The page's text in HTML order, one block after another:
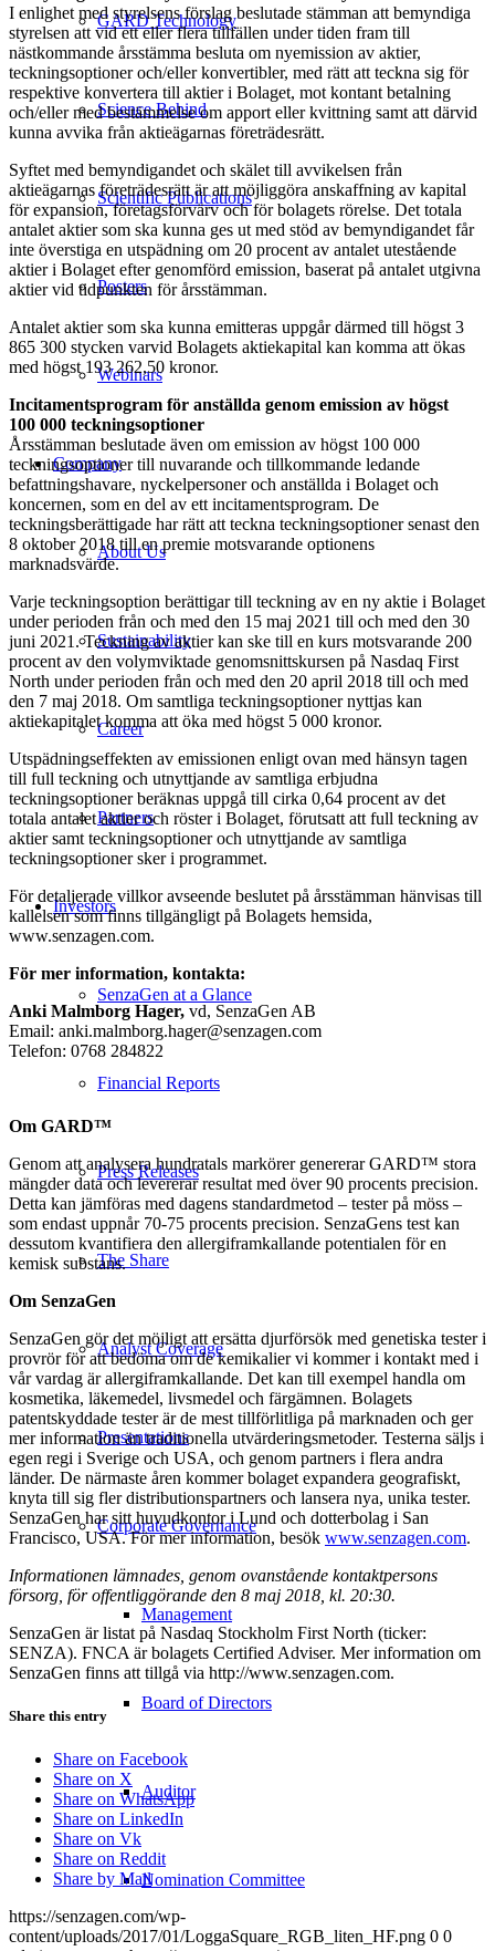
GARD Technology
Science Behind
Scientific Publications
Posters
Webinars
Company
About Us
Sustainability
Career
Partners
Investors
SenzaGen at a Glance
Financial Reports
Press Releases
The Share
Analyst Coverage
Presentations
Corporate Governance
Management
Board of Directors
Auditor
Nomination Committee
I enlighet med styrelsens förslag beslutade stämman att bemyndiga
styrelsen att vid ett eller flera tillfällen under tiden fram till
nästkommande årsstämma besluta om nyemission av aktier,
teckningsoptioner och/eller konvertibler, med rätt att teckna sig för
respektive konvertera till aktier i Bolaget, mot kontant betalning
och/eller med bestämmelse om apport eller kvittning samt att därvid
kunna avvika från aktieägarnas företrädesrätt.
Syftet med bemyndigandet och skälet till avvikelsen från
aktieägarnas företrädesrätt är att möjliggöra anskaffning av kapital
för expansion, företagsförvärv och för bolagets rörelse. Det totala
antalet aktier som ska kunna ges ut med stöd av bemyndigandet får
inte överstiga en utspädning om 20 procent av antalet utestående
aktier i Bolaget efter genomförd emission, baserat på antalet utgivna
aktier vid tidpunkten för årsstämman.
Antalet aktier som ska kunna emitteras uppgår därmed till högst 3
865 300 stycken varvid Bolagets aktiekapital kan komma att ökas
med högst 193 262,50 kronor.
Incitamentsprogram för anställda genom emission av högst
100 000 teckningsoptioner
Årsstämman beslutade även om emission av högst 100 000
teckningsoptioner till nuvarande och tillkommande ledande
befattningshavare, nyckelpersoner och anställda i Bolaget och
koncernen, som en del av ett incitamentsprogram. De
teckningsberättigade har rätt att teckna teckningsoptioner senast den
8 oktober 2018 till en premie motsvarande optionens
marknadsvärde.
Varje teckningsoption berättigar till teckning av en ny aktie i Bolaget
under perioden från och med den 15 maj 2021 till och med den 30
juni 2021. Teckning av aktier kan ske till en kurs motsvarande 200
procent av den volymviktade genomsnittskursen på Nasdaq First
North under perioden från och med den 20 april 2018 till och med
den 7 maj 2018. Om samtliga teckningsoptioner nyttjas kan
aktiekapitalet komma att öka med högst 5 000 kronor.
Utspädningseffekten av emissionen enligt ovan med hänsyn tagen
till full teckning och utnyttjande av samtliga erbjudna
teckningsoptioner beräknas uppgå till cirka 0,64 procent av det
totala antalet aktier och röster i Bolaget, förutsatt att full teckning av
aktier samt teckningsoptioner och utnyttjande av samtliga
teckningsoptioner sker i programmet.
För detaljerade villkor avseende beslutet på årsstämman hänvisas till
kallelsen som finns tillgängligt på Bolagets hemsida,
www.senzagen.com.
För mer information, kontakta:
Anki Malmborg Hager, vd, SenzaGen AB
Email: anki.malmborg.hager@senzagen.com
Telefon: 0768 284822
Om GARD™
Genom att analysera hundratals markörer genererar GARD™ stora
mängder data och levererar resultat med över 90 procents precision.
Detta kan jämföras med dagens standardmetod – tester på möss –
som endast uppnår 70-75 procents precision. SenzaGens test kan
dessutom kvantifiera den allergiframkallande potentialen för en
kemisk substans.
Om SenzaGen
SenzaGen gör det möjligt att ersätta djurförsök med genetiska tester i
provrör för att bedöma om de kemikalier vi kommer i kontakt med i
vår vardag är allergiframkallande. Det kan till exempel handla om
kosmetika, läkemedel, livsmedel och färgämnen. Bolagets
patentskyddade tester är de mest tillförlitliga på marknaden och ger
mer information än traditionella utvärderingsmetoder. Testerna säljs i
egen regi i Sverige och USA, och genom partners i flera andra
länder. De närmaste åren kommer bolaget expandera geografiskt,
knyta till sig fler distributionspartners och lansera nya, unika tester.
SenzaGen har sitt huvudkontor i Lund och dotterbolag i San
Francisco, USA. För mer information, besök www.senzagen.com.
Informationen lämnades, genom ovanstående kontaktpersons
försorg, för offentliggörande den 8 maj 2018, kl. 20:30.
SenzaGen är listat på Nasdaq Stockholm First North (ticker:
SENZA). FNCA är bolagets Certified Adviser. Mer information om
SenzaGen finns att tillgå via http://www.senzagen.com.
Share this entry
Share on Facebook
Share on X
Share on WhatsApp
Share on LinkedIn
Share on Vk
Share on Reddit
Share by Mail
https://senzagen.com/wp-
content/uploads/2017/01/LoggaSquare_RGB_liten_HF.png 0 0